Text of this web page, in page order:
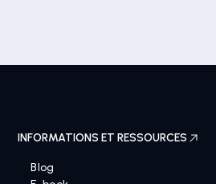
INFORMATIONS ET RESSOURCES
Blog